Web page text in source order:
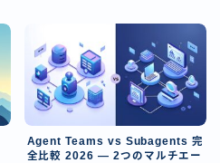
Agent Teams vs Subagents 完
全比較 2026 — 2つのマルチエー